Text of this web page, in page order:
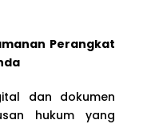
Perangkat
dan dokumen
hukum yang